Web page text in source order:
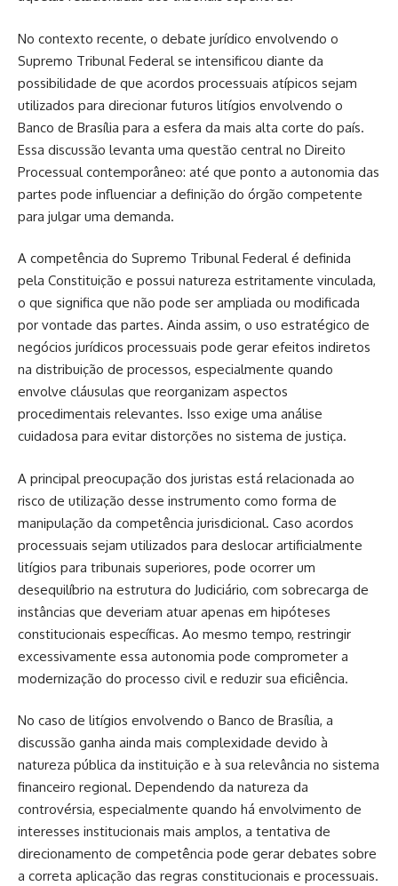
No contexto recente, o debate jurídico envolvendo o
Supremo Tribunal Federal se intensificou diante da
possibilidade de que acordos processuais atípicos sejam
utilizados para direcionar futuros litígios envolvendo o
Banco de Brasília para a esfera da mais alta corte do país.
Essa discussão levanta uma questão central no Direito
Processual contemporâneo: até que ponto a autonomia das
partes pode influenciar a definição do órgão competente
para julgar uma demanda.
A competência do Supremo Tribunal Federal é definida
pela Constituição e possui natureza estritamente vinculada,
o que significa que não pode ser ampliada ou modificada
por vontade das partes. Ainda assim, o uso estratégico de
negócios jurídicos processuais pode gerar efeitos indiretos
na distribuição de processos, especialmente quando
envolve cláusulas que reorganizam aspectos
procedimentais relevantes. Isso exige uma análise
cuidadosa para evitar distorções no sistema de justiça.
A principal preocupação dos juristas está relacionada ao
risco de utilização desse instrumento como forma de
manipulação da competência jurisdicional. Caso acordos
processuais sejam utilizados para deslocar artificialmente
litígios para tribunais superiores, pode ocorrer um
desequilíbrio na estrutura do Judiciário, com sobrecarga de
instâncias que deveriam atuar apenas em hipóteses
constitucionais específicas. Ao mesmo tempo, restringir
excessivamente essa autonomia pode comprometer a
modernização do processo civil e reduzir sua eficiência.
No caso de litígios envolvendo o Banco de Brasília, a
discussão ganha ainda mais complexidade devido à
natureza pública da instituição e à sua relevância no sistema
financeiro regional. Dependendo da natureza da
controvérsia, especialmente quando há envolvimento de
interesses institucionais mais amplos, a tentativa de
direcionamento de competência pode gerar debates sobre
a correta aplicação das regras constitucionais e processuais.